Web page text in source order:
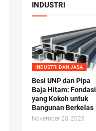
INDUSTRI
INDUSTRI DAN JASA
Besi UNP dan Pipa
Baja Hitam: Fondasi
yang Kokoh untuk
Bangunan Berkelas
November 20, 2023